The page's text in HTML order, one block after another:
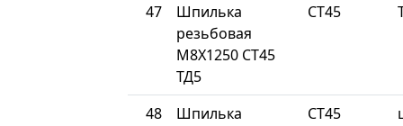
47
Шпилька
резьбовая
М8Х1250 СТ45
ТД5
СТ45
48
Шпилька
СТ45